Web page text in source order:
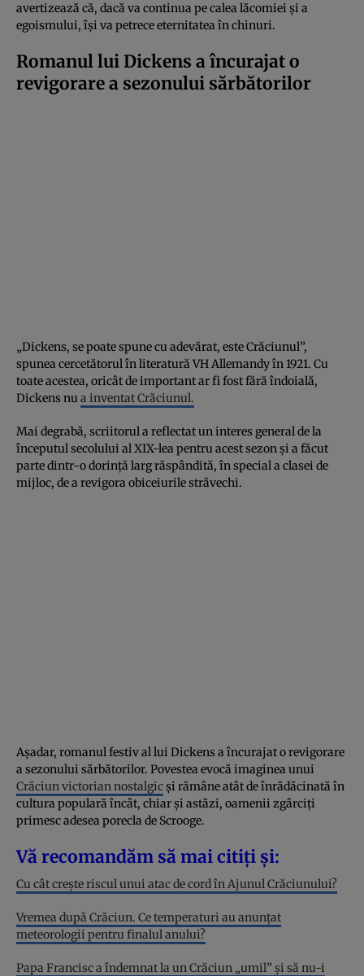
avertizează că, dacă va continua pe calea lăcomiei și a
egoismului, își va petrece eternitatea în chinuri.
Romanul lui Dickens a încurajat o
revigorare a sezonului sărbătorilor
„Dickens, se poate spune cu adevărat, este Crăciunul”,
spunea cercetătorul în literatură VH Allemandy în 1921. Cu
toate acestea, oricât de important ar fi fost fără îndoială,
Dickens nu a inventat Crăciunul.
Mai degrabă, scriitorul a reflectat un interes general de la
începutul secolului al XIX-lea pentru acest sezon și a făcut
parte dintr-o dorință larg răspândită, în special a clasei de
mijloc, de a revigora obiceiurile străvechi.
Așadar, romanul festiv al lui Dickens a încurajat o revigorare
a sezonului sărbătorilor. Povestea evocă imaginea unui
Crăciun victorian nostalgicși rămâne atât de înrădăcinată în
cultura populară încât, chiar și astăzi, oamenii zgârciți
primesc adesea porecla de Scrooge.
Vă recomandăm să mai citiți și:
Cu cât crește riscul unui atac de cord în Ajunul Crăciunului?
Vremea după Crăciun. Ce temperaturi au anunțat
meteorologii pentru finalul anului?
Papa Francisc a îndemnat la un Crăciun „umil” și să nu-i